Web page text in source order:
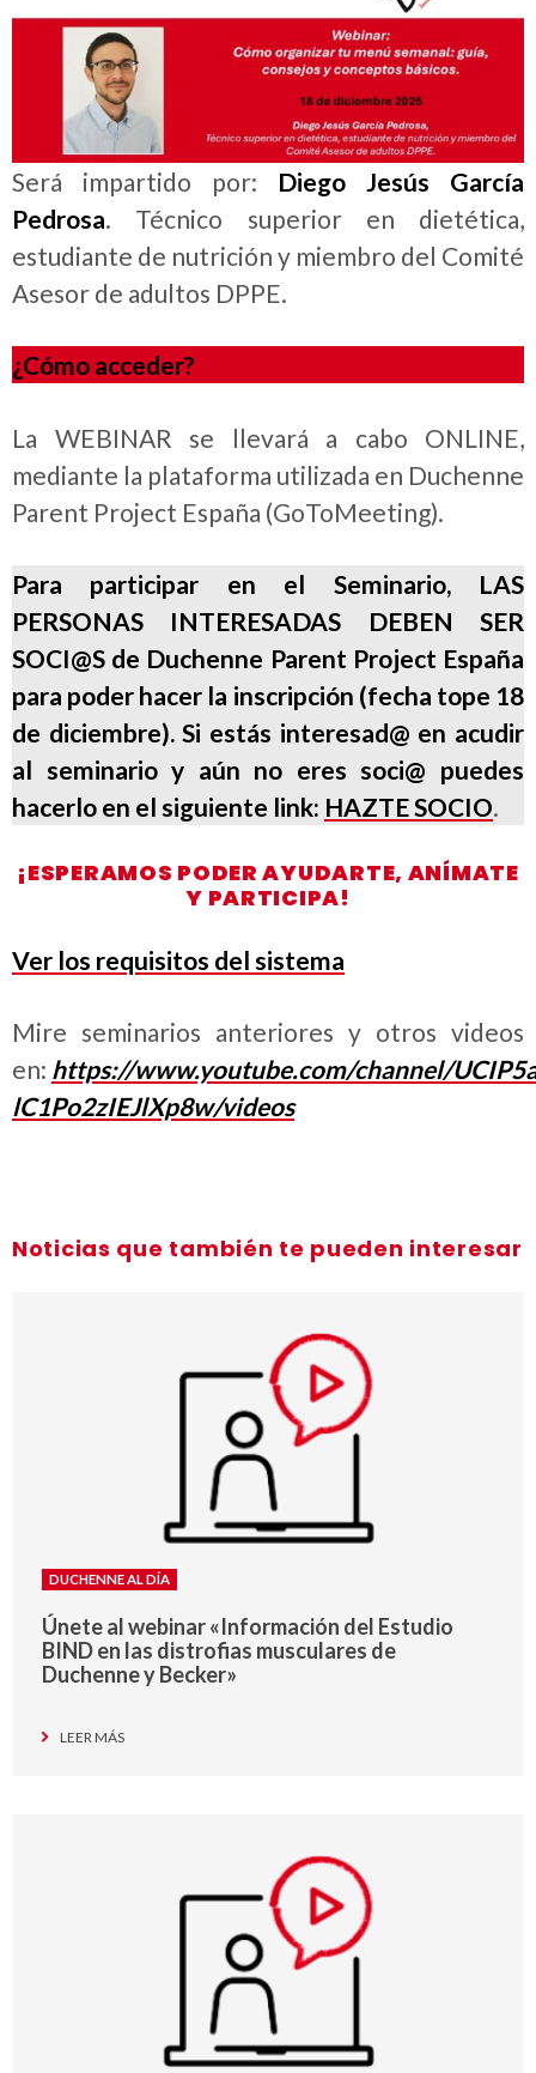
Será impartido por: Diego Jesús García
Pedrosa. Técnico superior en dietética,
estudiante de nutrición y miembro del Comité
Asesor de adultos DPPE.
¿Cómo acceder?
La WEBINAR se llevará a cabo ONLINE,
mediante la plataforma utilizada en Duchenne
Parent Project España (GoToMeeting).
Para participar en el Seminario, LAS
PERSONAS INTERESADAS DEBEN SER
SOCI@S de Duchenne Parent Project España
para poder hacer la inscripción (fecha tope 18
de diciembre). Si estás interesad@ en acudir
al seminario y aún no eres soci@ puedes
hacerlo en el siguiente link: HAZTE SOCIO.
¡ESPERAMOS PODER AYUDARTE, ANÍMATE
Y PARTICIPA!
Ver los requisitos del sistema
Mire seminarios anteriores y otros videos
en: https://www.youtube.com/channel/
lC1Po2zIEJlXp8w/videos
Noticias que también te pueden interesar
DUCHENNE AL DÍA
Únete al webinar «Información del Estudio
BIND en las distrofias musculares de
Duchenne y Becker»
LEER MÁS